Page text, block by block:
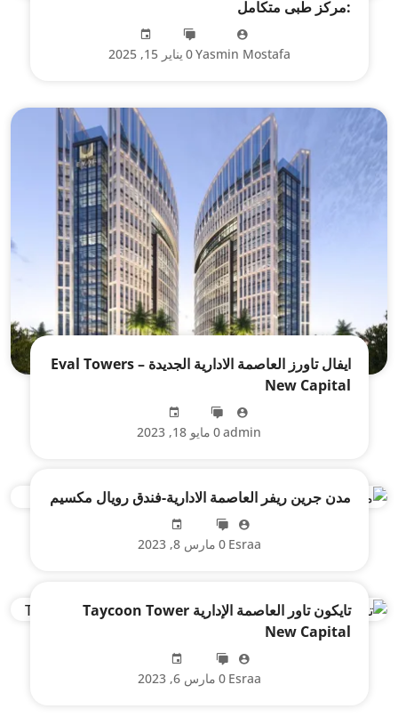
:مركز طبى متكامل
Yasmin Mostafa
0 يناير 15, 2025
ايفال تاورز العاصمة الادارية الجديدة – Eval Towers
New Capital
admin
0 مايو 18, 2023
مدن جرين ريفر العاصمة الادارية-فندق رويال مكسيم
Esraa
0 مارس 8, 2023
تايكون تاور العاصمة الإدارية Taycoon Tower
New Capital
Esraa
0 مارس 6, 2023